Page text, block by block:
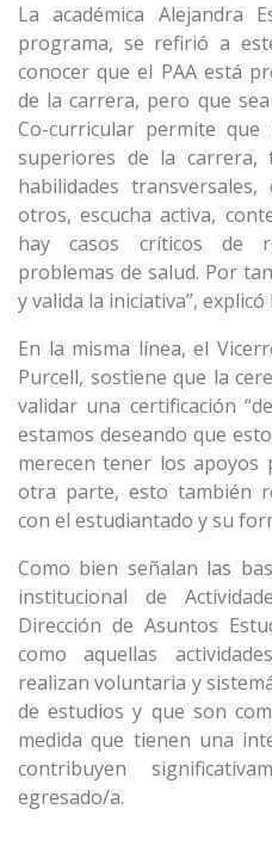
La académica Alejandra
programa, se refirió a
conocer que el PAA está
de la carrera, pero que
Co-curricular permite
superiores de la carrera,
habilidades
otros, escucha activa,
hay casos críticos de
problemas de salud. Por
y valida la iniciativa”,
En la misma línea, el
Purcell, sostiene que la
validar una certificación
estamos deseando que
merecen tener los
otra parte, esto también
con el estudiantado y su
Como bien señalan las
institucional de
Dirección de Asuntos
como aquellas
realizan voluntaria y
de estudios y que son
medida que tienen una
contribuyen
egresado/a.